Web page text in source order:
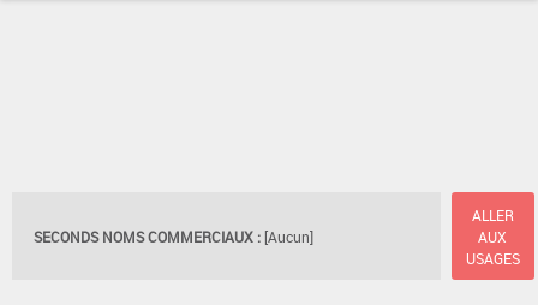
SECONDS NOMS COMMERCIAUX : [Aucun]
ALLER
AUX
USAGES